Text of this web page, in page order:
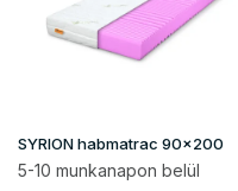
i
s
SYRION habmatrac 90x200
5-10 munkanapon belül